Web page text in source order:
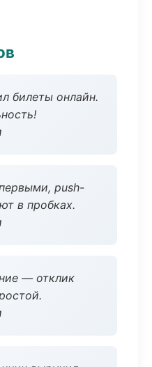
билеты онлайн.
push-
в пробках.
— отклик